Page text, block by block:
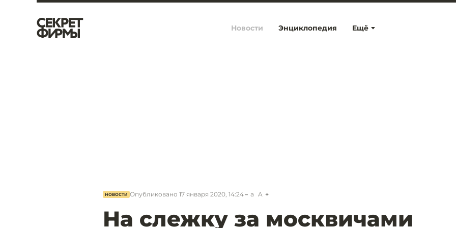
Ещё
Новости Энциклопедия
НОВОСТИ Опубликовано 17 января 2020, 14:24 a A
На слежку за москвичами